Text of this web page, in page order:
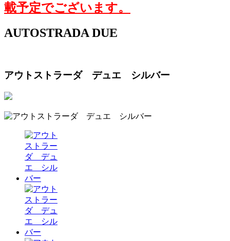
載予定でございます。
AUTOSTRADA DUE
アウトストラーダ デュエ シルバー